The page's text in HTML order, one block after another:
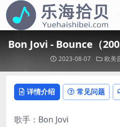
Bon Jovi - Bounce（
2023-08-07 欧美
详情介绍 常见问题
歌手：Bon Jovi